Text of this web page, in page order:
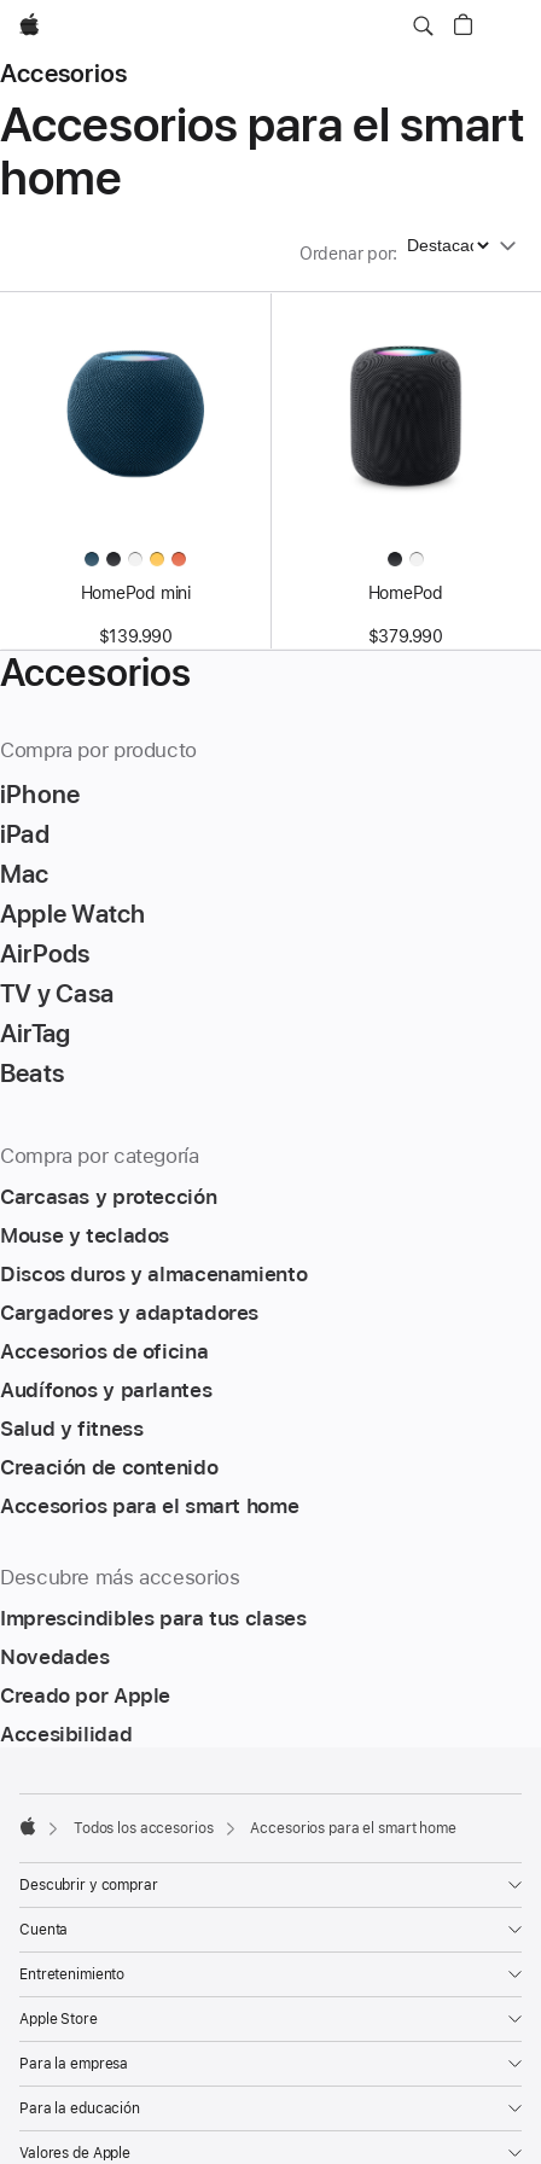
Apple
Accesorios
Accesorios para el smart
home
Ordenar por: Ordenar por
HomePod mini
$139.990
HomePod
$379.990
Accesorios
Compra por producto
iPhone
iPad
Mac
Apple Watch
AirPods
TV y Casa
AirTag
Beats
Compra por categoría
Carcasas y protección
Mouse y teclados
Discos duros y almacenamiento
Cargadores y adaptadores
Accesorios de oficina
Audífonos y parlantes
Salud y fitness
Creación de contenido
Accesorios para el smart home
Descubre más accesorios
Imprescindibles para tus clases
Novedades
Creado por Apple
Accesibilidad
a
pie
de
página
a
pie
de
página
Todos los accesorios Accesorios para el smart home
Descubrir y comprar
Cuenta
Entretenimiento
Apple Store
Para la empresa
Para la educación
Valores de Apple